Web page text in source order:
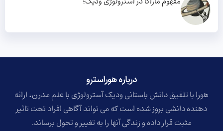
درباره هوراسترو​
هورا با تلفیق دانش باستانی ودیک آسترولوژی با علم مدرن، ارائه
دهنده دانشی بروز شده است که می تواند آگاهی افراد تحت تاثیر
مثبت قرار داده و زندگی آنها را به تغییر و تحول برساند.